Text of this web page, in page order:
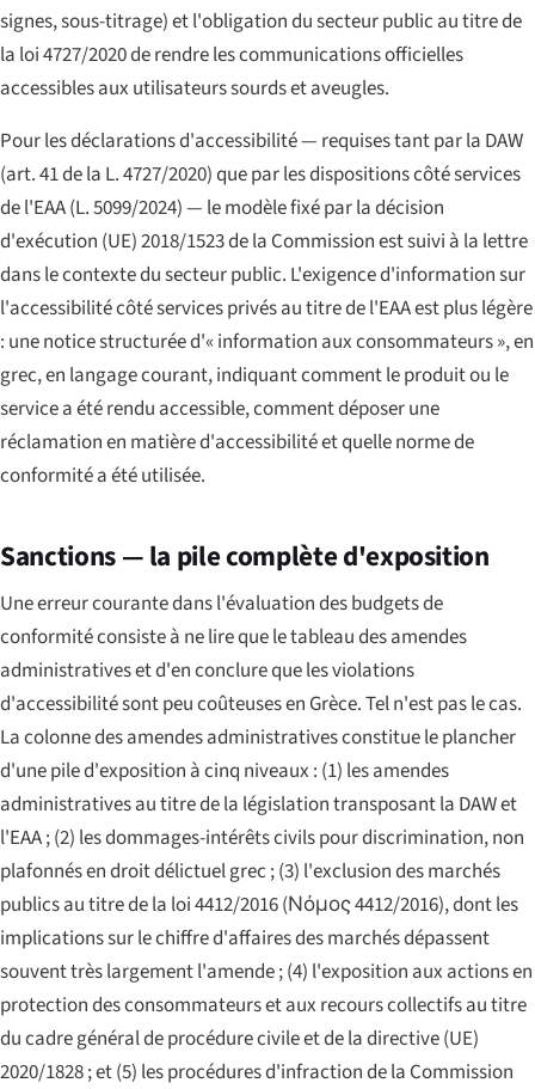
signes, sous-titrage) et l'obligation du secteur public au titre de
la loi 4727/2020 de rendre les communications officielles
accessibles aux utilisateurs sourds et aveugles.
Pour les déclarations d'accessibilité — requises tant par la DAW
(art. 41 de la L. 4727/2020) que par les dispositions côté services
de l'EAA (L. 5099/2024) — le modèle fixé par la décision
d'exécution (UE) 2018/1523 de la Commission est suivi à la lettre
dans le contexte du secteur public. L'exigence d'information sur
l'accessibilité côté services privés au titre de l'EAA est plus légère
: une notice structurée d'« information aux consommateurs », en
grec, en langage courant, indiquant comment le produit ou le
service a été rendu accessible, comment déposer une
réclamation en matière d'accessibilité et quelle norme de
conformité a été utilisée.
Sanctions — la pile complète d'exposition
Une erreur courante dans l'évaluation des budgets de
conformité consiste à ne lire que le tableau des amendes
administratives et d'en conclure que les violations
d'accessibilité sont peu coûteuses en Grèce. Tel n'est pas le cas.
La colonne des amendes administratives constitue le plancher
d'une pile d'exposition à cinq niveaux : (1) les amendes
administratives au titre de la législation transposant la DAW et
l'EAA ; (2) les dommages-intérêts civils pour discrimination, non
plafonnés en droit délictuel grec ; (3) l'exclusion des marchés
publics au titre de la loi 4412/2016 (Νόμος 4412/2016), dont les
implications sur le chiffre d'affaires des marchés dépassent
souvent très largement l'amende ; (4) l'exposition aux actions en
protection des consommateurs et aux recours collectifs au titre
du cadre général de procédure civile et de la directive (UE)
2020/1828 ; et (5) les procédures d'infraction de la Commission